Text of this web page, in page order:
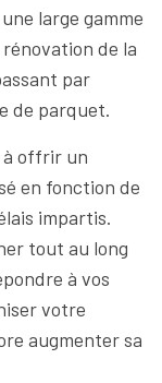
large gamme
de la
par
de parquet.
à offrir un
en fonction de
impartis.
tout au long
à vos
votre
augmenter sa